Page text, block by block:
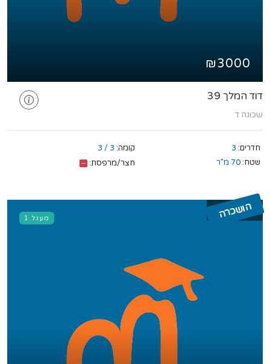
₪3000
דוד המלך 39
שכונה ד
חדרים: 3 קומה: 3 / 3
שטח: 70 מ"ר חצר/מרפסת:
מעגל 1 הושכרה